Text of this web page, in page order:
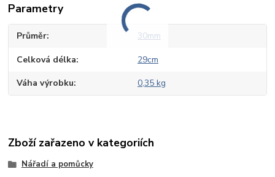
Parametry
Průměr 30mm
Celková délka 29cm
Váha výrobku 0,35 kg
Zboží zařazeno v kategoriích
Nářadí a pomůcky